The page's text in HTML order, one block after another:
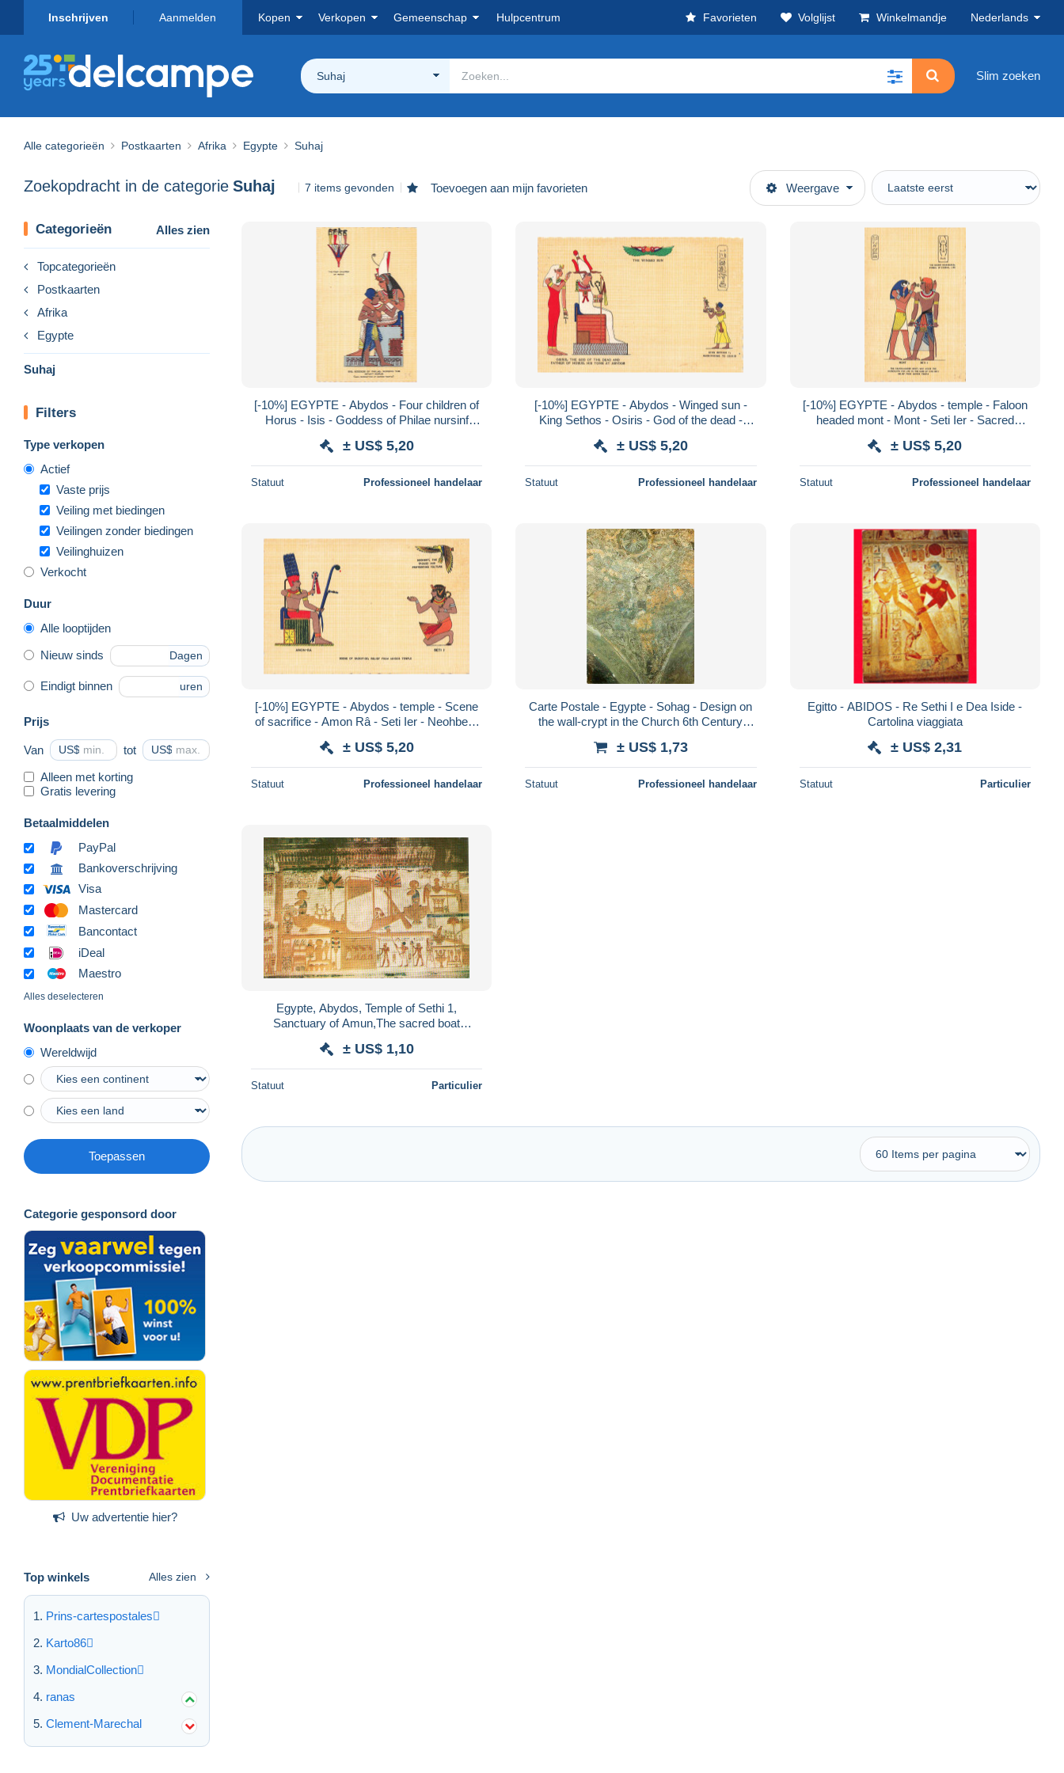
Inschrijven Aanmelden Kopen Verkopen Gemeenschap Hulpcentrum Favorieten Volglijst Winkelmandje Nederlands
Suhaj Slim zoeken
Alle categorieën Postkaarten Afrika Egypte Suhaj
Zoekopdracht in de categorie Suhaj 7 items gevonden Toevoegen aan mijn favorieten Weergave
Categorieën Alles zien
Topcategorieën
Postkaarten
Afrika
Egypte
Suhaj
Filters
Type verkopen
Actief
Vaste prijs
Veiling met biedingen
Veilingen zonder biedingen
Veilinghuizen
Verkocht
Duur
Alle looptijden
Nieuw sinds Dagen
Eindigt binnen uren
Prijs
Van US$ tot US$
Alleen met korting
Gratis levering
Betaalmiddelen
PayPal
Bankoverschrijving
Visa
Mastercard
Bancontact
iDeal
Maestro
Alles deselecteren
Woonplaats van de verkoper
Wereldwijd
Toepassen
Categorie gesponsord door
Uw advertentie hier?
Top winkels Alles zien
Prins-cartespostales
Karto86
MondialCollection
ranas
Clement-Marechal
[-10%] EGYPTE - Abydos - Four children of
Horus - Isis - Goddess of Philae nursinf
± US$ 5,20
Statuut Professioneel handelaar
[-10%] EGYPTE - Abydos - Winged sun -
King Sethos - Osiris - God of the dead -
± US$ 5,20
Statuut Professioneel handelaar
[-10%] EGYPTE - Abydos - temple - Faloon
headed mont - Mont - Seti Ier - Sacred
± US$ 5,20
Statuut Professioneel handelaar
[-10%] EGYPTE - Abydos - temple - Scene
of sacrifice - Amon Râ - Seti Ier - Neohbet -
± US$ 5,20
Statuut Professioneel handelaar
Carte Postale - Egypte - Sohag - Design on
the wall-crypt in the Church 6th Century
± US$ 1,73
Statuut Professioneel handelaar
Egitto - ABIDOS - Re Sethi I e Dea Iside -
Cartolina viaggiata
± US$ 2,31
Statuut Particulier
Egypte, Abydos, Temple of Sethi 1,
Sanctuary of Amun,The sacred boat
± US$ 1,10
Statuut Particulier